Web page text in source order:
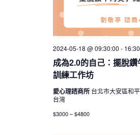
成為2.0的自己：擺脫
訓練工作坊
2024-05-18 @ 09:30:00 -
愛心理諮商所 台北市大安區和
台灣
$3000 – $4800